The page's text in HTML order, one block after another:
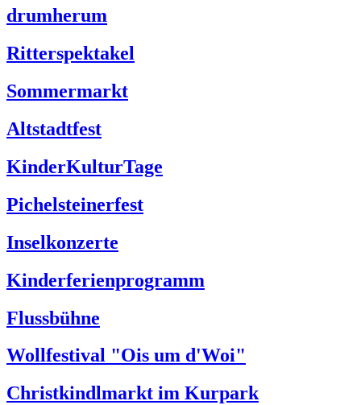
drumherum
Ritterspektakel
Sommermarkt
Altstadtfest
KinderKulturTage
Pichelsteinerfest
Inselkonzerte
Kinderferienprogramm
Flussbühne
Wollfestival "Ois um d'Woi"
Christkindlmarkt im Kurpark